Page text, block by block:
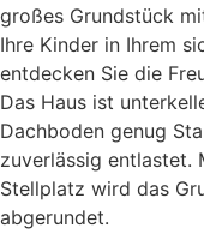
großes Grundstück
Ihre Kinder in Ihrem
entdecken Sie die
Das Haus ist
Dachboden genug
zuverlässig entlastet.
Stellplatz wird das
abgerundet.